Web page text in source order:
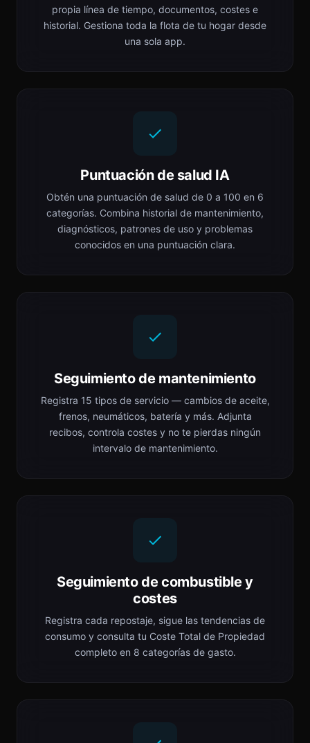
propia línea de tiempo, documentos, costes e
historial. Gestiona toda la flota de tu hogar desde
una sola app.
Puntuación de salud IA
Obtén una puntuación de salud de 0 a 100 en 6
categorías. Combina historial de mantenimiento,
diagnósticos, patrones de uso y problemas
conocidos en una puntuación clara.
Seguimiento de mantenimiento
Registra 15 tipos de servicio — cambios de aceite,
frenos, neumáticos, batería y más. Adjunta
recibos, controla costes y no te pierdas ningún
intervalo de mantenimiento.
Seguimiento de combustible y
costes
Registra cada repostaje, sigue las tendencias de
consumo y consulta tu Coste Total de Propiedad
completo en 8 categorías de gasto.